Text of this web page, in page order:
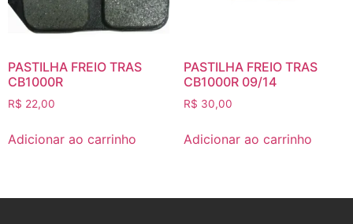
PASTILHA FREIO TRAS
CB1000R
R$ 22,00
Adicionar ao carrinho
PASTILHA FREIO TRAS
CB1000R 09/14
R$ 30,00
Adicionar ao carrinho